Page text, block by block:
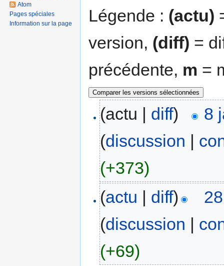
Légende : (actu)
version, (diff) =
précédente, m =
(actu | diff)
8
(discussion |
(+373)
(actu | diff)
(discussion |
(+69)
Atom
Pages spéciales
Information sur la page